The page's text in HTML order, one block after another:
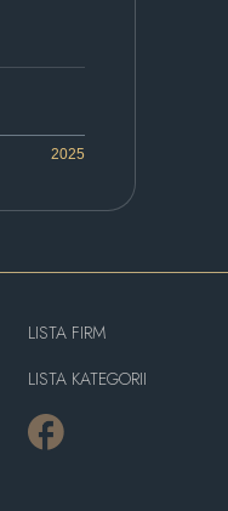
2025
LISTA FIRM
LISTA KATEGORII